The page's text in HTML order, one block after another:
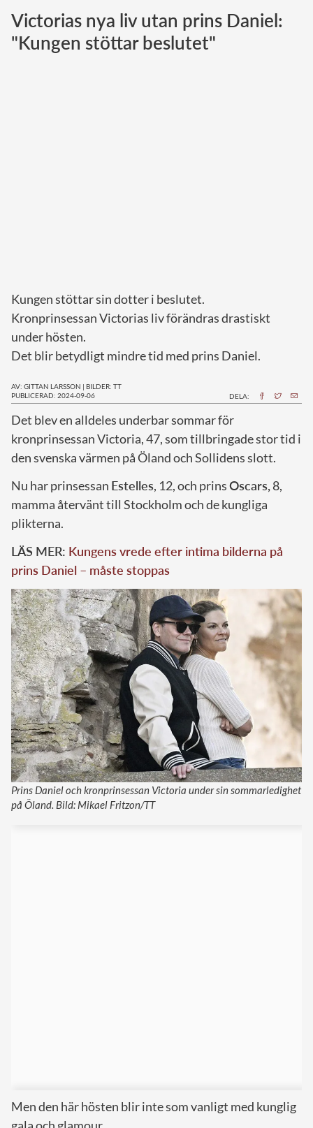
Norska kungahuset
Danska kungahuset
Victorias nya liv utan prins Daniel:
"Kungen stöttar beslutet"
Kungen stöttar sin dotter i beslutet.
Kronprinsessan Victorias liv förändras drastiskt
under hösten.
Det blir betydligt mindre tid med prins Daniel.
AV: GITTAN LARSSON | BILDER: TT
PUBLICERAD: 2024-09-06
DELA:
Det blev en alldeles underbar sommar för
kronprinsessan Victoria, 47, som tillbringade stor tid i
den svenska värmen på Öland och Sollidens slott.
Nu har prinsessan Estelles, 12, och prinsOscars, 8,
mamma återvänt till Stockholm och de kungliga
plikterna.
LÄS MER: Kungens vrede efter intima bilderna på
prins Daniel – måste stoppas
Prins Daniel och kronprinsessan Victoria under sin sommarledighet
på Öland. Bild: Mikael Fritzon/TT
Men den här hösten blir inte som vanligt med kunglig